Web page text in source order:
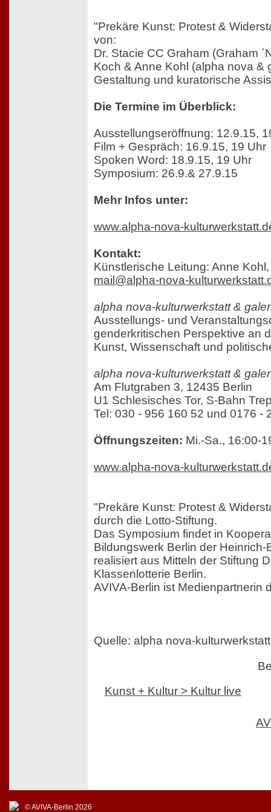
"Prekäre Kunst: Protest &
von:
Dr. Stacie CC Graham (Graham
Koch & Anne Kohl (alpha nova &
Gestaltung und kuratorische
Die Termine im Überblick:
Ausstellungseröffnung: 12.9.15,
Film + Gespräch: 16.9.15, 19 Uhr
Spoken Word: 18.9.15, 19 Uhr
Symposium: 26.9.& 27.9.15
Mehr Infos unter:
www.alpha-nova-
Kontakt:
Künstlerische Leitung: Anne
mail@alpha-nova-
alpha nova-kulturwerkstatt &
Ausstellungs- und
genderkritischen Perspektive an
Kunst, Wissenschaft und
alpha nova-kulturwerkstatt &
Am Flutgraben 3, 12435 Berlin
U1 Schlesisches Tor, S-Bahn
Tel: 030 - 956 160 52 und 0176 -
Öffnungszeiten: Mi.-Sa., 16:00-
www.alpha-nova-
"Prekäre Kunst: Protest &
durch die Lotto-Stiftung.
Das Symposium findet in
Bildungswerk Berlin der Heinrich-
realisiert aus Mitteln der Stiftung
Klassenlotterie Berlin.
AVIVA-Berlin ist Medienpartnerin
Quelle: alpha nova-
Kunst + Kultur > Kultur live
© AVIVA-Berlin 2026